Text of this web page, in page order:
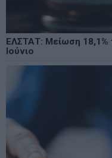
ΕΛΣΤΑΤ: Μείωση 18,1%
Ιούνιο